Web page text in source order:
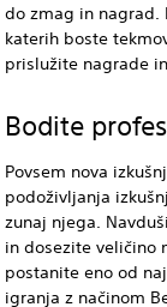
do zmag in nagrad.
katerih boste
prislužite nagrade
Bodite
Povsem nova
podoživljanja
zunaj njega.
in dosezite veličino
postanite eno od
igranja z načinom